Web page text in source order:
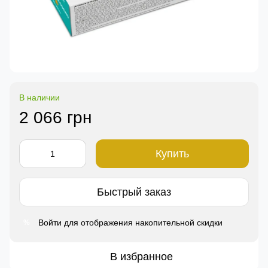
В наличии
2 066 грн
Купить
Быстрый заказ
Войти для отображения накопительной скидки
В избранное